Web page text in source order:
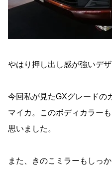
やはり押し出し感が強いデ
今回私が見たGXグレードの
マイカ。このボディカラー
思いました。
また、きのこミラーもしっ